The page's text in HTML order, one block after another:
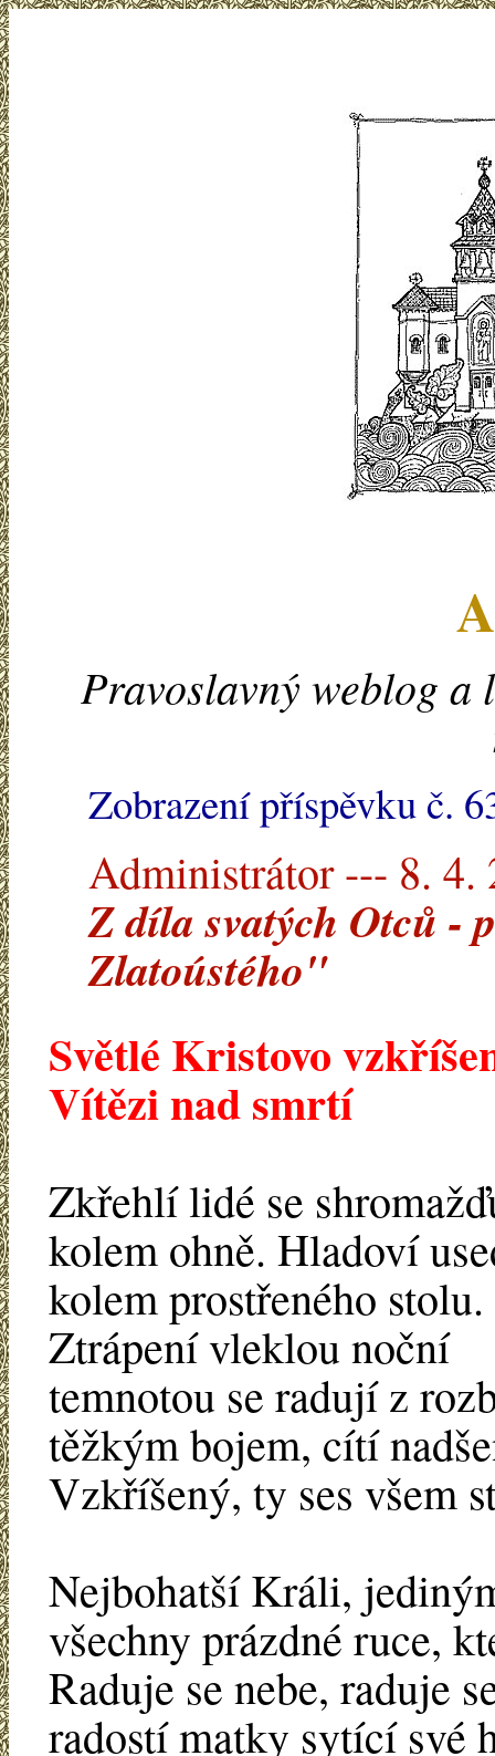
Pravoslavný weblog a
Zobrazení příspěvku č.
Administrátor --- 8. 4.
Z díla svatých Otců -
Zlatoústého"
Světlé Kristovo
Vítězi nad smrtí
Zkřehlí lidé se
kolem ohně. Hladoví
kolem prostřeného stolu.
Ztrápení vleklou noční
temnotou se radují z
těžkým bojem, cítí
Vzkříšený, ty ses všem
Nejbohatší Králi,
všechny prázdné ruce,
Raduje se nebe, raduje
radostí matky sytící své